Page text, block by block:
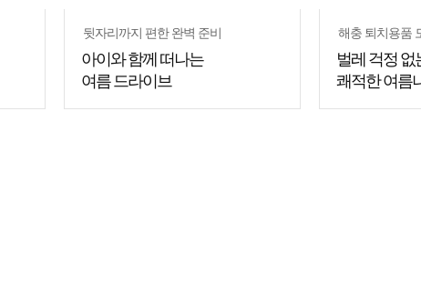
뒷자리까지 편한 완벽 준비
아이와 함께 떠나는
여름 드라이브
해충 퇴치용품
벌레 걱정 없
쾌적한 여름